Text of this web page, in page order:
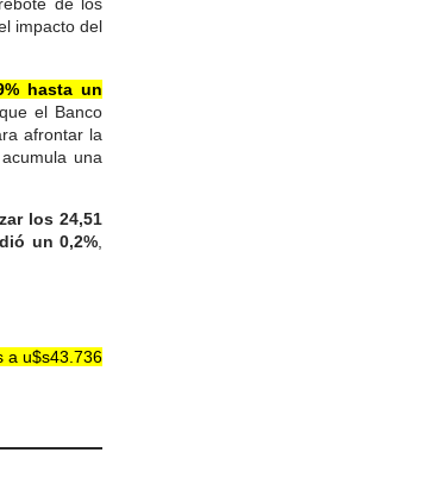
de los
impacto del
hasta un
el Banco
afrontar la
una
los 24,51
un 0,2%,
a u$s43.736